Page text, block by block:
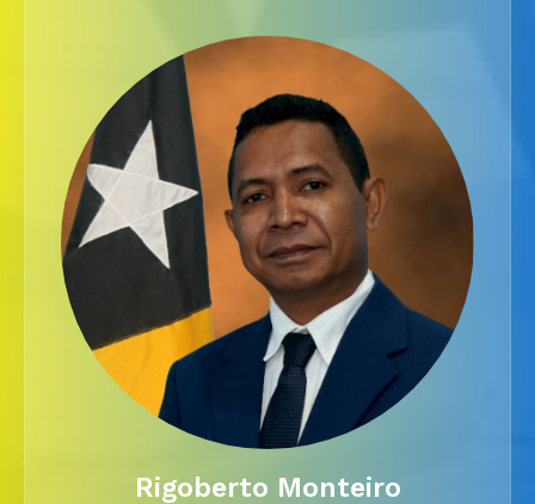
Rigoberto Monteiro